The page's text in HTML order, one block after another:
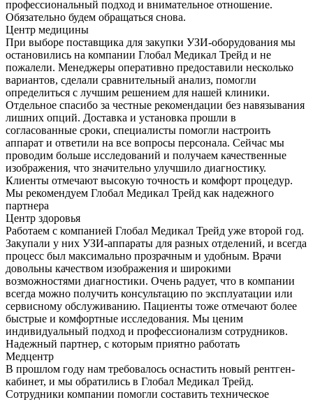
профессиональный подход и внимательное отношение.
Обязательно будем обращаться снова.
Центр медицины
При выборе поставщика для закупки УЗИ-оборудования мы
остановились на компании Глобал Медикал Трейд и не
пожалели. Менеджеры оперативно предоставили несколько
вариантов, сделали сравнительный анализ, помогли
определиться с лучшим решением для нашей клиники.
Отдельное спасибо за честные рекомендации без навязывания
лишних опций. Доставка и установка прошли в
согласованные сроки, специалисты помогли настроить
аппарат и ответили на все вопросы персонала. Сейчас мы
проводим больше исследований и получаем качественные
изображения, что значительно улучшило диагностику.
Клиенты отмечают высокую точность и комфорт процедур.
Мы рекомендуем Глобал Медикал Трейд как надежного
партнера
Центр здоровья
Работаем с компанией Глобал Медикал Трейд уже второй год.
Закупали у них УЗИ-аппараты для разных отделений, и всегда
процесс был максимально прозрачным и удобным. Врачи
довольны качеством изображения и широкими
возможностями диагностики. Очень радует, что в компании
всегда можно получить консультацию по эксплуатации или
сервисному обслуживанию. Пациенты тоже отмечают более
быстрые и комфортные исследования. Мы ценим
индивидуальный подход и профессионализм сотрудников.
Надежный партнер, с которым приятно работать
Медцентр
В прошлом году нам требовалось оснастить новый рентген-
кабинет, и мы обратились в Глобал Медикал Трейд.
Сотрудники компании помогли составить техническое